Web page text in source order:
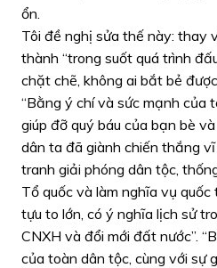
ổn.
Tôi đề nghị sửa thế này: thay
thành “trong suốt quá trình
chặt chẽ, không ai bắt bẻ
“Bằng ý chí và sức mạnh của
giúp đỡ quý báu của bạn bè
dân ta đã giành chiến thắng
tranh giải phóng dân tộc,
Tổ quốc và làm nghĩa vụ
tựu to lớn, có ý nghĩa lịch sử
CNXH và đổi mới đất nước”.
của toàn dân tộc, cùng với sự